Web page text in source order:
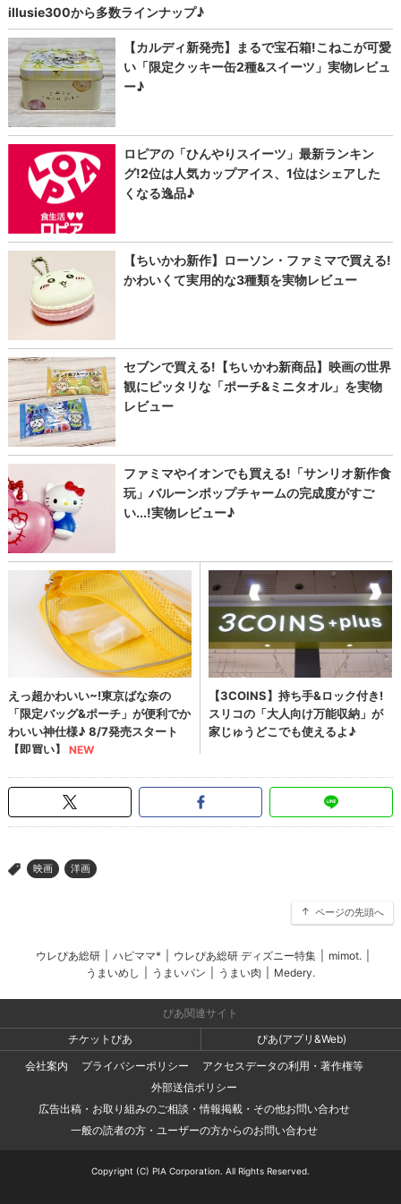
> 映画 洋画
ページの先頭へ
ウレぴあ総研 ハピママ* ウレぴあ総研 ディズニー特集 mimot.
うまいめし
うまいパン うまい肉 Medery.
ぴあ関連サイト
チケットぴあ
ぴあ(アプリ&Web)
会社案内
プライバシーポリシー
アクセスデータの利用・著作権等
外部送信ポリシー
広告出稿・お取り組みのご相談・情報掲載・その他お問い合わせ
一般の読者の方・ユーザーの方からのお問い合わせ
Copyright (C) PIA Corporation. All Rights Reserved.